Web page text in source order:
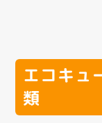
エコキュ
類